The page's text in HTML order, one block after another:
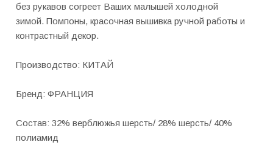
без рукавов согреет Ваших малышей холодной
зимой. Помпоны, красочная вышивка ручной работы и
контрастный декор.
Производство: КИТАЙ
Бренд: ФРАНЦИЯ
Состав: 32% верблюжья шерсть/ 28% шерсть/ 40%
полиамид